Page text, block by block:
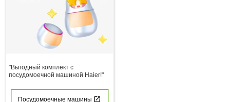
"Выгодный комплект с
посудомоечной машиной Haier!"
Посудомоечные машины